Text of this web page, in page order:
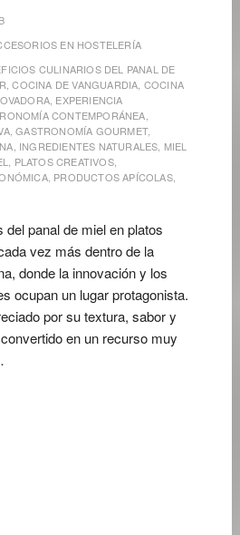
EN HOSTELERÍA
CULINARIOS DEL PANAL DE
,COCINA DE VANGUARDIA COCINA
EXPERIENCIA
CONTEMPORÁNEA
,GASTRONOMÍA GOURMET,
INGREDIENTES NATURALES MIEL
PLATOS CREATIVOS,
, PRODUCTOS APÍCOLAS,
panal de miel en platos
vez más dentro de la
donde la innovación y los
ocupan un lugar protagonista.
por su textura, sabor y
en un recurso muy